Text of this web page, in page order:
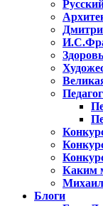
Каким
Блоги